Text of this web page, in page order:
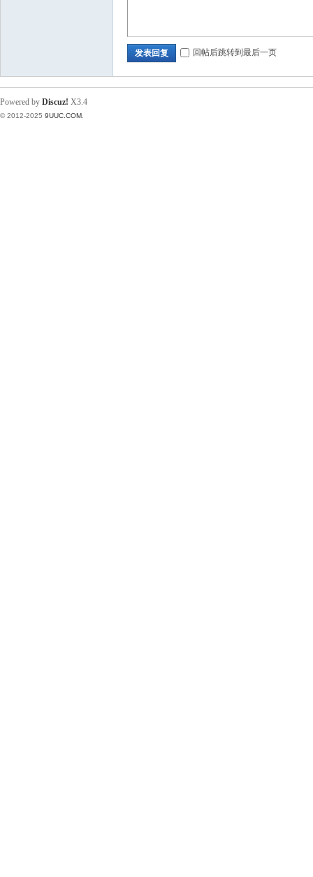
发表回复 回帖后跳转到最后一页
Powered by Discuz! X3.4
© 2012-2025 9UUC.COM